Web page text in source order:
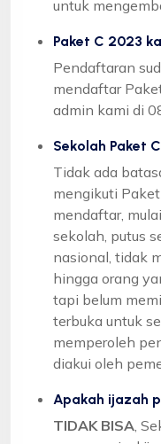
untuk
Paket C 2023
Pendaftaran
mendaftar
admin kami di
Sekolah Paket
Tidak ada
mengikuti
mendaftar,
sekolah, putus
nasional, tidak
hingga orang
tapi belum
terbuka untuk
memperoleh
diakui oleh
Apakah ijazah
TIDAK BISA ,